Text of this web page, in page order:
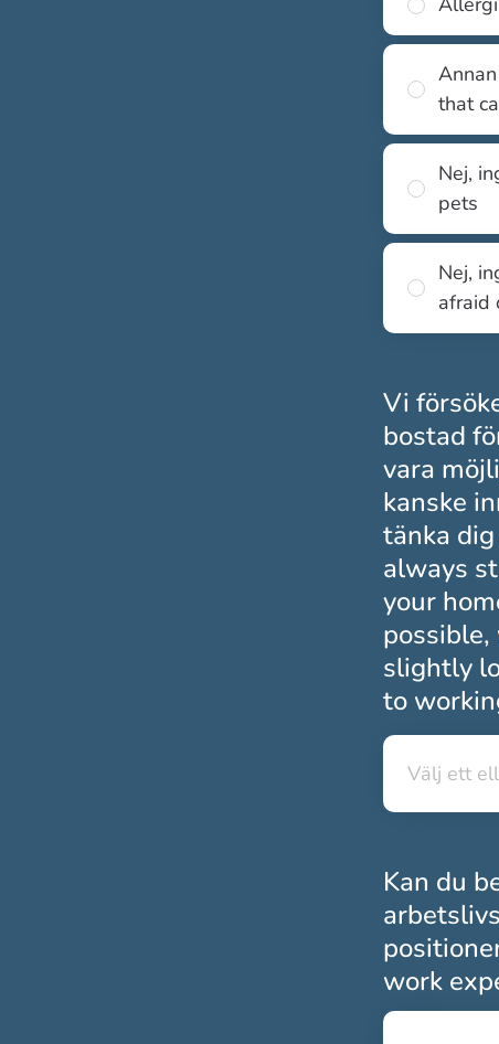
that
Nej,
pets
Nej,
afraid
Vi
bostad
vara
kanske
tänka
always
your
slightly
to
Välj ett
Välj ett
Kan du
work